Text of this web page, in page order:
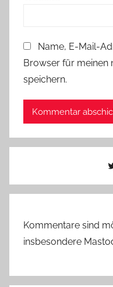
Name, E-Mail-
Browser für meinen
speichern.
Kommentare sind
insbesondere